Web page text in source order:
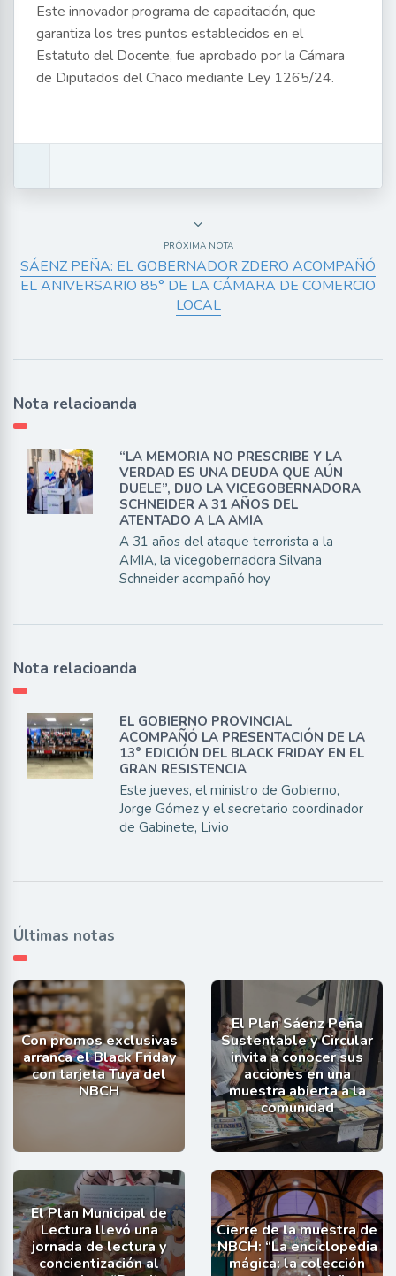
Este innovador programa de capacitación, que
garantiza los tres puntos establecidos en el
Estatuto del Docente, fue aprobado por la Cámara
de Diputados del Chaco mediante Ley 1265/24.
PRÓXIMA NOTA
SÁENZ PEÑA: EL GOBERNADOR ZDERO ACOMPAÑÓ
EL ANIVERSARIO 85° DE LA CÁMARA DE COMERCIO
LOCAL
Nota relacioanda
“LA MEMORIA NO PRESCRIBE Y LA
VERDAD ES UNA DEUDA QUE AÚN
DUELE”, DIJO LA VICEGOBERNADORA
SCHNEIDER A 31 AÑOS DEL
ATENTADO A LA AMIA
A 31 años del ataque terrorista a la
AMIA, la vicegobernadora Silvana
Schneider acompañó hoy
Nota relacioanda
EL GOBIERNO PROVINCIAL
ACOMPAÑÓ LA PRESENTACIÓN DE LA
13° EDICIÓN DEL BLACK FRIDAY EN EL
GRAN RESISTENCIA
Este jueves, el ministro de Gobierno,
Jorge Gómez y el secretario coordinador
de Gabinete, Livio
Últimas notas
Con promos exclusivas
arranca el Black Friday
con tarjeta Tuya del
NBCH
El Plan Sáenz Peña
Sustentable y Circular
invita a conocer sus
acciones en una
muestra abierta a la
comunidad
El Plan Municipal de
Lectura llevó una
jornada de lectura y
concientización al
Cierre de la muestra de
NBCH: “La enciclopedia
mágica: la colección